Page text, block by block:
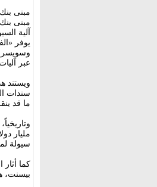
مبنى
مبنى
آلية
يوفر
عبر
ويستند
سندات
ما قد
مليار
سيولة
كما
بيسنت،